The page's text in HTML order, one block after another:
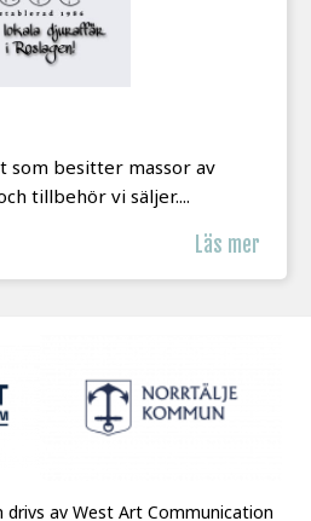
som besitter massor av
tillbehör vi säljer....
Läs mer
av West Art Communication